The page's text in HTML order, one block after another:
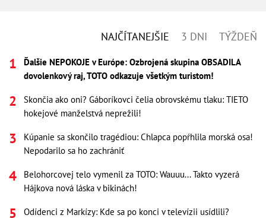
NAJČÍTANEJŠIE 3 DNI TÝŽDEŇ
Ďalšie NEPOKOJE v Európe: Ozbrojená skupina OBSADILA
dovolenkový raj, TOTO odkazuje všetkým turistom!
Skončia ako oni? Gáboríkovci čelia obrovskému tlaku: TIETO
hokejové manželstvá neprežili!
Kúpanie sa skončilo tragédiou: Chlapca popŕhlila morská osa!
Nepodarilo sa ho zachrániť
Belohorcovej telo vymenil za TOTO: Wauuu... Takto vyzerá
Hájkova nová láska v bikinách!
Odídenci z Markízy: Kde sa po konci v televízii usídlili?